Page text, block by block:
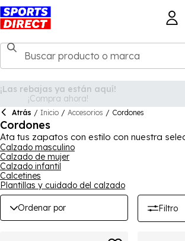
Atrás / Inicio / Accesorios / Cordones
Cordones
Ata tus zapatos con estilo con nuestra
de moda para añadir color. También
repuesto para botas de senderismo o
darle a tu calzado una nueva vida. Con una
estilos diferentes, seguro que encuentras
adecuados para ti.
Calzado masculino
Calzado de mujer
Calzado infantil
Calcetines
Plantillas y cuidado del calzado
Ordenar por Filtro